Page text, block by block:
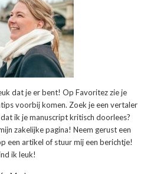
dat je er bent! Op Favoritez zie je
voorbij komen. Zoek je een vertaler
ik je manuscript kritisch doorlees?
zakelijke pagina! Neem gerust een
een artikel of stuur mij een berichtje!
ik leuk!